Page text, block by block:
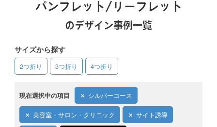
デザインアシスト
フルデザイン
データ修正
写真からイラスト作成
デザイン制作例
ご利用料金
パンフレット/リーフレット
のデザイン事例一覧
サイズから探す
2つ折り 3つ折り 4つ折り
現在選択中の項目 シルバーコース
美容室・サロン・クリニック サイト誘導